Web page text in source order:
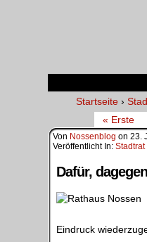
Startseite ›
« Erste
Von Nossenblog on 23.
Veröffentlicht In: Stadtrat
Dafür,
Eindruck